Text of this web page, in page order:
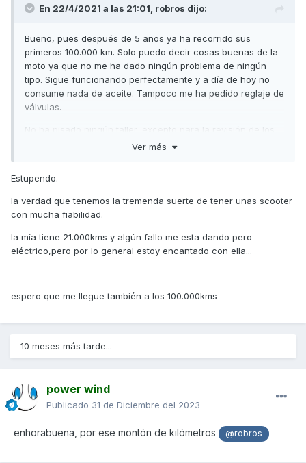
En 22/4/2021 a las 21:01, robros dijo:
Bueno, pues después de 5 años ya ha recorrido sus
primeros 100.000 km. Solo puedo decir cosas buenas de la
moto ya que no me ha dado ningún problema de ningún
tipo. Sigue funcionando perfectamente y a día de hoy no
consume nada de aceite. Tampoco me ha pedido reglaje de
válvulas.
No ha pisado ningún taller, excepto para la revisión de los
1000 km, el resto se lo he hecho yo todo y os resumo su
Aceite y filtro cada 5000, filtro del aire cada 20000, aceite
15000, la maza del embrague murió con 95000 y el
variador con 97000, los rodillos cilíndricos me duran 30000
y si son los Dr. Pulley 45000. La bujía la he cambiado con
98000 y aunque no me fallaba ya tenía muy comido el
sobre los 70000 (mis trayectos son la mayoría autovía y
reconocer que jamás hubiera pensado que un motor de
Ver más
Estupendo.
la verdad que tenemos la tremenda suerte de tener unas scooter
con mucha fiabilidad.
la mía tiene 21.000kms y algún fallo me esta dando pero
eléctrico,pero por lo general estoy encantado con ella...
espero que me llegue también a los 100.000kms
10 meses más tarde...
power wind
Publicado 31 de Diciembre del 2023
enhorabuena, por ese montón de kilómetros @robros